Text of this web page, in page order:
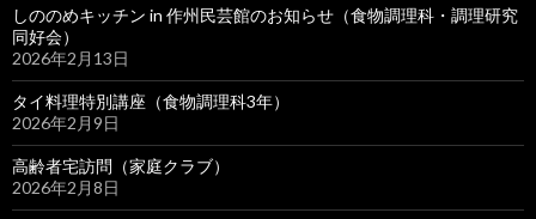
しののめキッチン in 作州民芸館のお知らせ（食物調理科・調理研究
同好会）
2026年2月13日
タイ料理特別講座（食物調理科3年）
2026年2月9日
高齢者宅訪問（家庭クラブ）
2026年2月8日